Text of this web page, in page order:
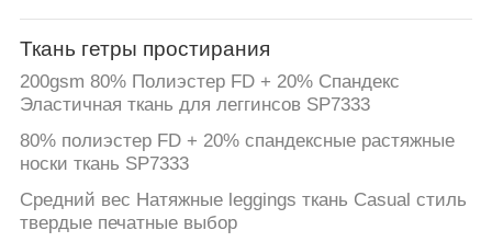
Ткань гетры простирания
200gsm 80% Полиэстер FD + 20% Спандекс
Эластичная ткань для леггинсов SP7333
80% полиэстер FD + 20% спандексные растяжные
носки ткань SP7333
Средний вес Натяжные leggings ткань Casual стиль
твердые печатные выбор